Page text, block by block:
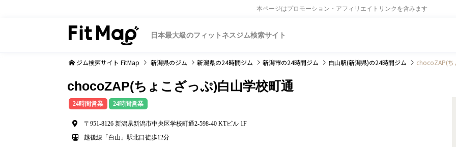
本ページはプロモーション・アフィリエイトリンクを含みます
日本最大級のフィットネスジム検索サイト
ジム検索サイト FitMap 新潟県のジム 新潟県の24時間ジム 新潟市の24時間ジム 白山駅(新潟県)の24時間ジム chocoZAP(ち
chocoZAP(ちょこざっぷ)白山学校町通
24時間営業 24時間営業
〒951-8126 新潟県新潟市中央区学校町通2-598-40 KTビル 1F
越後線「白山」駅北口徒歩12分